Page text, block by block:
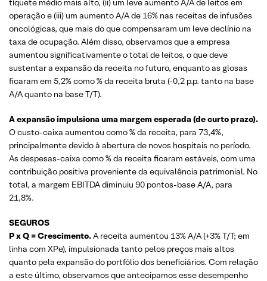
tíquete médio mais alto, (ii) um leve aumento A/A de leitos em
operação e (iii) um aumento A/A de 16% nas receitas de infusões
oncológicas, que mais do que compensaram um leve declínio na
taxa de ocupação. Além disso, observamos que a empresa
aumentou significativamente o total de leitos, o que deve
sustentar a expansão da receita no futuro, enquanto as glosas
ficaram em 5,2% como % da receita bruta (-0,2 p.p. tanto na base
A/A quanto na base T/T).
A expansão impulsiona uma margem esperada (de curto prazo).
O custo-caixa aumentou como % da receita, para 73,4%,
principalmente devido à abertura de novos hospitais no período.
As despesas-caixa como % da receita ficaram estáveis, com uma
contribuição positiva proveniente da equivalência patrimonial. No
total, a margem EBITDA diminuiu 90 pontos-base A/A, para
21,8%.
SEGUROS
P x Q = Crescimento.A receita aumentou 13% A/A (+3% T/T; em
linha com XPe), impulsionada tanto pelos preços mais altos
quanto pela expansão do portfólio dos beneficiários. Com relação
a este último, observamos que antecipamos esse desempenho